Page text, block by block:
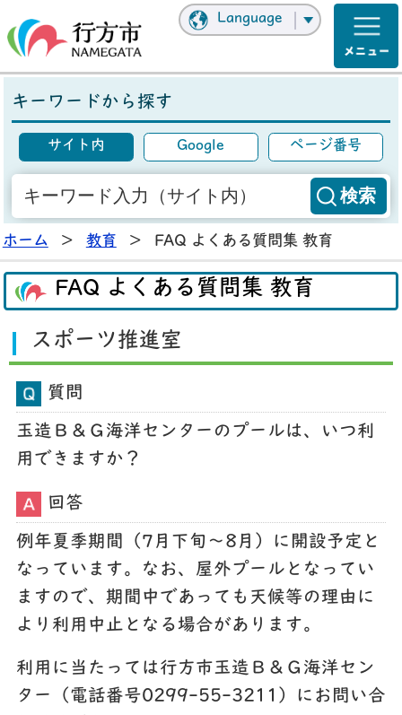
Language
キーワードから探す
サイト内 Google ページ番号
ホーム > 教育 > FAQ よくある質問集 教育
FAQ よくある質問集 教育
スポーツ推進室
質問
玉造Ｂ＆Ｇ海洋センターのプールは、いつ利
用できますか？
回答
例年夏季期間（7月下旬～8月）に開設予定と
なっています。なお、屋外プールとなってい
ますので、期間中であっても天候等の理由に
より利用中止となる場合があります。
利用に当たっては行方市玉造Ｂ＆Ｇ海洋セン
ター（電話番号0299-55-3211）にお問い合